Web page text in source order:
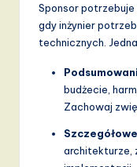
Sponsor
gdy inżynier
technicznych.
budżecie,
Zachowaj
architekturze,